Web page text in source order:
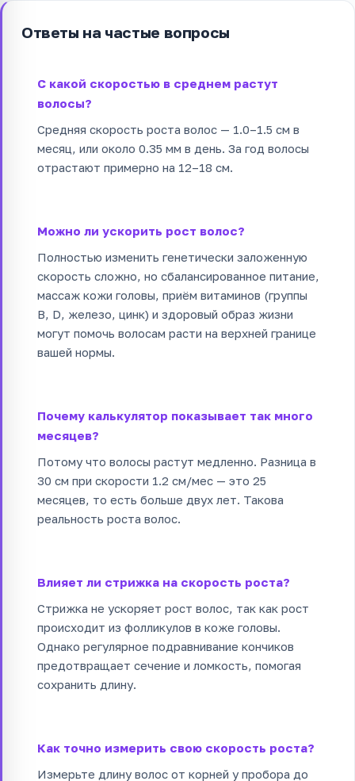
Ответы на частые вопросы
С какой скоростью в среднем растут
волосы?
Средняя скорость роста волос — 1.0–1.5 см в
месяц, или около 0.35 мм в день. За год волосы
отрастают примерно на 12–18 см.
Можно ли ускорить рост волос?
Полностью изменить генетически заложенную
скорость сложно, но сбалансированное питание,
массаж кожи головы, приём витаминов (группы
B, D, железо, цинк) и здоровый образ жизни
могут помочь волосам расти на верхней границе
вашей нормы.
Почему калькулятор показывает так много
месяцев?
Потому что волосы растут медленно. Разница в
30 см при скорости 1.2 см/мес — это 25
месяцев, то есть больше двух лет. Такова
реальность роста волос.
Влияет ли стрижка на скорость роста?
Стрижка не ускоряет рост волос, так как рост
происходит из фолликулов в коже головы.
Однако регулярное подравнивание кончиков
предотвращает сечение и ломкость, помогая
сохранить длину.
Как точно измерить свою скорость роста?
Измерьте длину волос от корней у пробора до